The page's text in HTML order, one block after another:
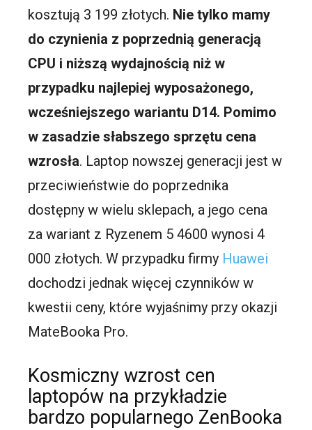
kosztują 3 199 złotych. Nie tylko mamy
do czynienia z poprzednią generacją
CPU i niższą wydajnością niż w
przypadku najlepiej wyposażonego,
wcześniejszego wariantu D14. Pomimo
w zasadzie słabszego sprzętu cena
wzrosła. Laptop nowszej generacji jest w
przeciwieństwie do poprzednika
dostępny w wielu sklepach, a jego cena
za wariant z Ryzenem 5 4600 wynosi 4
000 złotych. W przypadku firmy Huawei
dochodzi jednak więcej czynników w
kwestii ceny, które wyjaśnimy przy okazji
MateBooka Pro.
Kosmiczny wzrost cen
laptopów na przykładzie
bardzo popularnego ZenBooka